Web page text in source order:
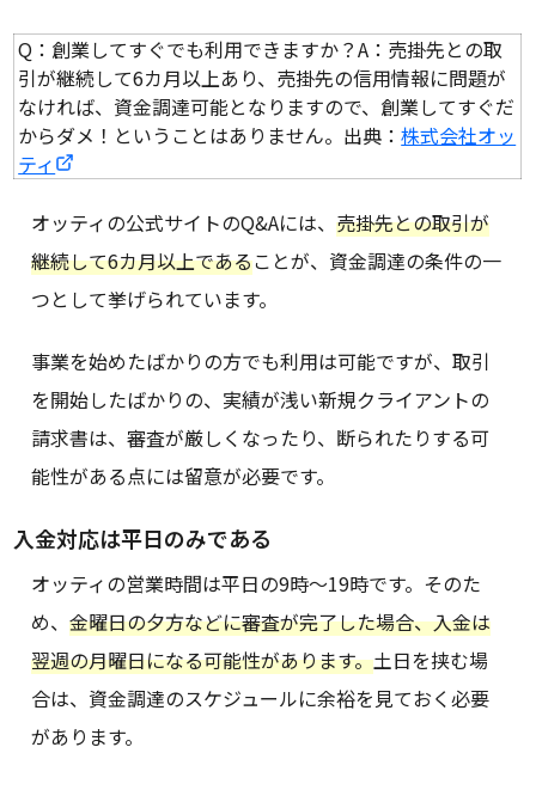
Q：創業してすぐでも利用できますか？A：売掛先との取
引が継続して6カ月以上あり、売掛先の信用情報に問題が
なければ、資金調達可能となりますので、創業してすぐだ
からダメ！ということはありません。出典：株式会社オッ
ティ
オッティの公式サイトのQ&Aには、売掛先との取引が
継続して6カ月以上であることが、資金調達の条件の一
つとして挙げられています。
事業を始めたばかりの方でも利用は可能ですが、取引
を開始したばかりの、実績が浅い新規クライアントの
請求書は、審査が厳しくなったり、断られたりする可
能性がある点には留意が必要です。
入金対応は平日のみである
オッティの営業時間は平日の9時〜19時です。そのた
め、金曜日の夕方などに審査が完了した場合、入金は
翌週の月曜日になる可能性があります。土日を挟む場
合は、資金調達のスケジュールに余裕を見ておく必要
があります。